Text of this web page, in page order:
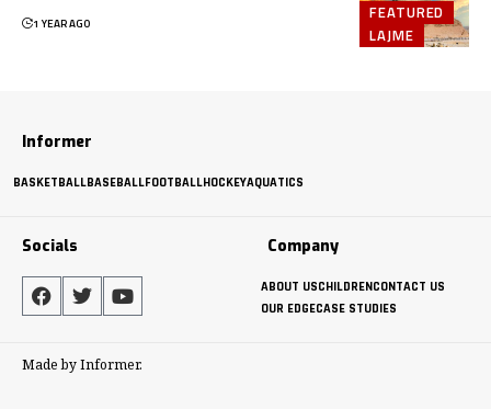
FEATURED
LAJME
1 YEAR AGO
Informer
BASKETBALLBASEBALLFOOTBALLHOCKEYAQUATICS
Socials Company
ABOUT USCHILDRENCONTACT US
OUR EDGECASE STUDIES
Made by Informer.